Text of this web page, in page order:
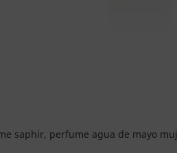
saphir, perfume agua de mayo